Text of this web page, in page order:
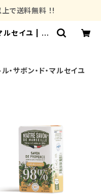
で送料無料 ！!
ルセイユ | Fr
・サボン・ド・マルセイユ